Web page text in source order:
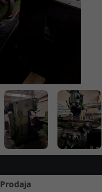
Prodaja